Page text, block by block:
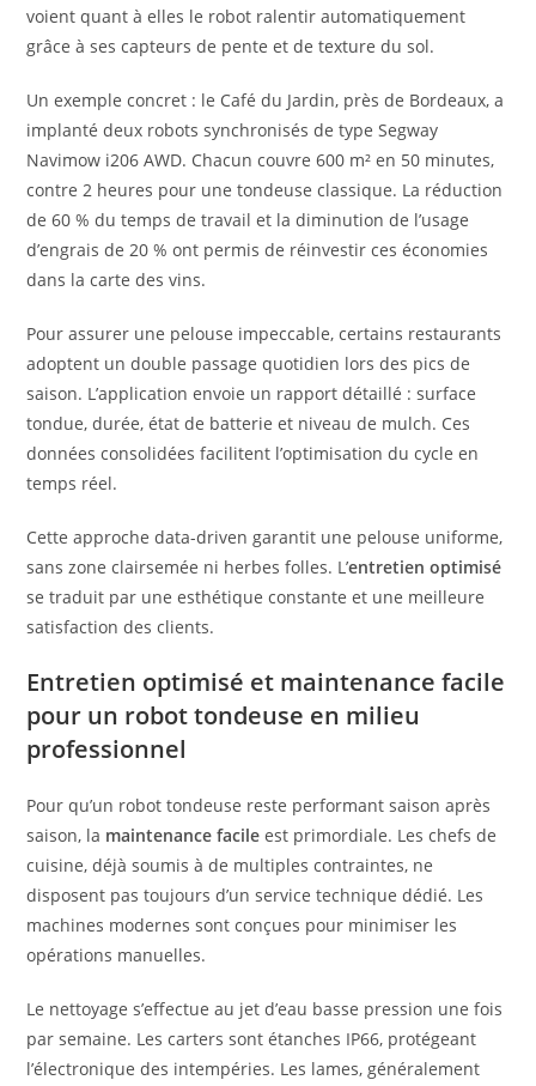
voient quant à elles le robot ralentir automatiquement
grâce à ses capteurs de pente et de texture du sol.
Un exemple concret : le Café du Jardin, près de Bordeaux, a
implanté deux robots synchronisés de type Segway
Navimow i206 AWD. Chacun couvre 600 m² en 50 minutes,
contre 2 heures pour une tondeuse classique. La réduction
de 60 % du temps de travail et la diminution de l’usage
d’engrais de 20 % ont permis de réinvestir ces économies
dans la carte des vins.
Pour assurer une pelouse impeccable, certains restaurants
adoptent un double passage quotidien lors des pics de
saison. L’application envoie un rapport détaillé : surface
tondue, durée, état de batterie et niveau de mulch. Ces
données consolidées facilitent l’optimisation du cycle en
temps réel.
Cette approche data-driven garantit une pelouse uniforme,
sans zone clairsemée ni herbes folles. L’entretien optimisé
se traduit par une esthétique constante et une meilleure
satisfaction des clients.
Entretien optimisé et maintenance facile
pour un robot tondeuse en milieu
professionnel
Pour qu’un robot tondeuse reste performant saison après
saison, la maintenance facile est primordiale. Les chefs de
cuisine, déjà soumis à de multiples contraintes, ne
disposent pas toujours d’un service technique dédié. Les
machines modernes sont conçues pour minimiser les
opérations manuelles.
Le nettoyage s’effectue au jet d’eau basse pression une fois
par semaine. Les carters sont étanches IP66, protégeant
l’électronique des intempéries. Les lames, généralement